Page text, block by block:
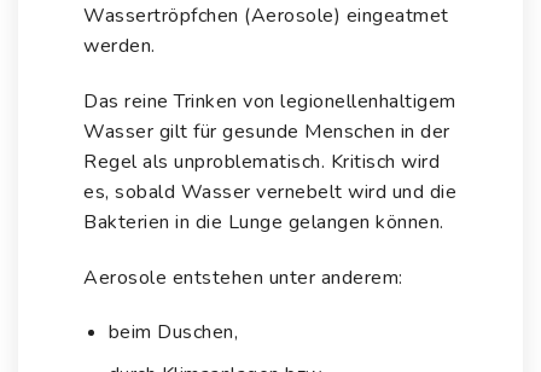
Wassertröpfchen (Aerosole) eingeatmet
werden.
Das reine Trinken von legionellenhaltigem
Wasser gilt für gesunde Menschen in der
Regel als unproblematisch. Kritisch wird
es, sobald Wasser vernebelt wird und die
Bakterien in die Lunge gelangen können.
Aerosole entstehen unter anderem:
beim Duschen,